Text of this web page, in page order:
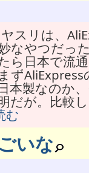
スリは、
なやつだっ
ら日本で流
ず
本製なのか
だが。比較
む
いな